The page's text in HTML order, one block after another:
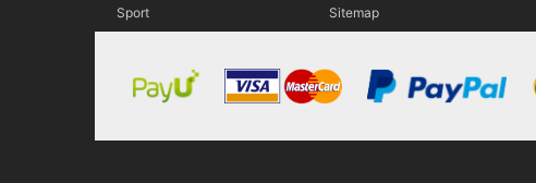
Sport Sitemap